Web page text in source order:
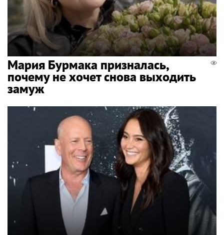
Мария Бурмака призналась,
почему не хочет снова выходить
замуж